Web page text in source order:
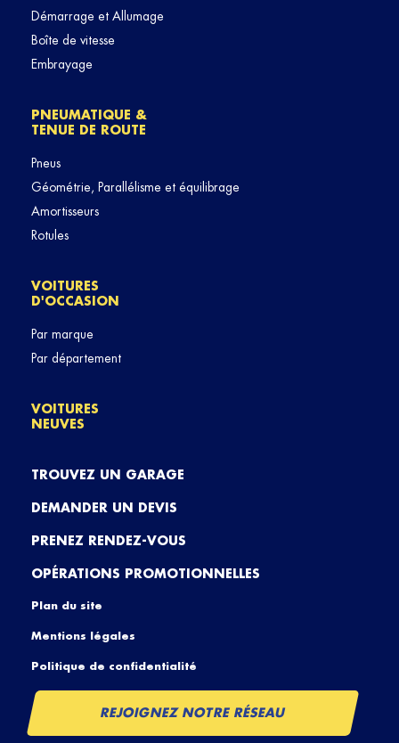
Démarrage et Allumage
Boîte de vitesse
Embrayage
PNEUMATIQUE &
TENUE DE ROUTE
Pneus
Géométrie, Parallélisme et équilibrage
Amortisseurs
Rotules
VOITURES
D'OCCASION
Par marque
Par département
VOITURES
NEUVES
TROUVEZ UN GARAGE
DEMANDER UN DEVIS
PRENEZ RENDEZ-VOUS
OPÉRATIONS PROMOTIONNELLES
Plan du site
Mentions légales
Politique de confidentialité
REJOIGNEZ NOTRE RÉSEAU